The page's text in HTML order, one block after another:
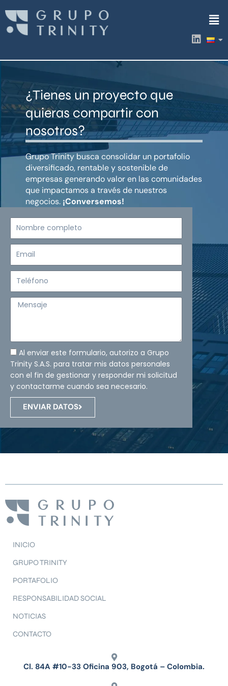
contenido
L
i
k
i
¿Tienes un proyecto que
quieras compartir con
nosotros?
Grupo Trinity busca consolidar un portafolio
diversificado, rentable y sostenible de
empresas generando valor en las comunidades
que impactamos a través de nuestros
negocios. ¡Conversemos!
Mensaje
Al enviar este formulario, autorizo a Grupo
Trinity S.A.S. para tratar mis datos personales
con el fin de gestionar y responder mi solicitud
y contactarme cuando sea necesario.
ENVIAR DATOS
INICIO
GRUPO TRINITY
PORTAFOLIO
RESPONSABILIDAD SOCIAL
NOTICIAS
CONTACTO
Cl. 84A #10-33 Oficina 903, Bogotá – Colombia.